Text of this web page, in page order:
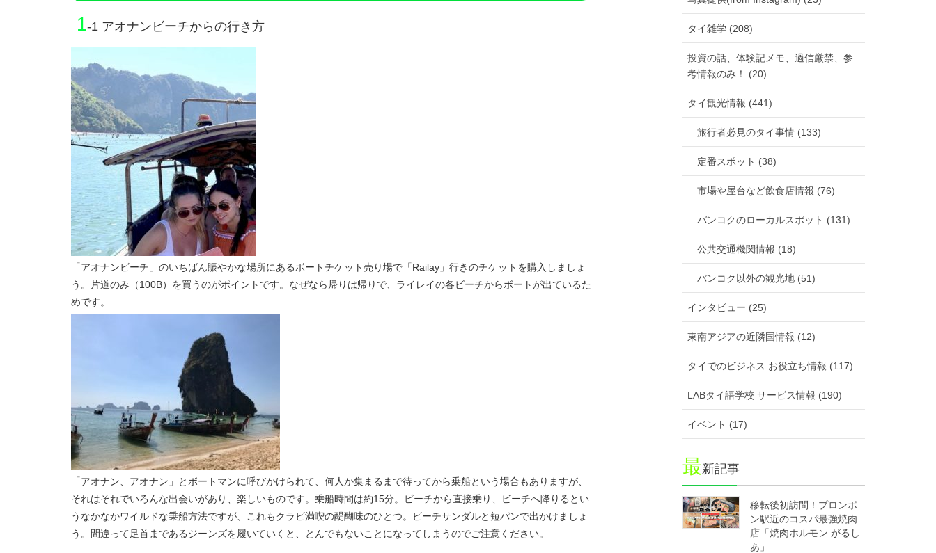
キ
1-1 アオナンビーチからの行き方
「アオナンビーチ」のいちばん賑やかな場所にあるボートチケット売り場で「Railay」行きのチケットを購入しましょ
う。片道のみ（100B）を買うのがポイントです。なぜなら帰りは帰りで、ライレイの各ビーチからボートが出ているた
めです。
「アオナン、アオナン」とボートマンに呼びかけられて、何人か集まるまで待ってから乗船という場合もありますが、
それはそれでいろんな出会いがあり、楽しいものです。乗船時間は約15分。ビーチから直接乗り、ビーチへ降りるとい
うなかなかワイルドな乗船方法ですが、これもクラビ満喫の醍醐味のひとつ。ビーチサンダルと短パンで出かけましょ
う。間違って足首まであるジーンズを履いていくと、とんでもないことになってしまうのでご注意ください。
タイ雑学 (208)
投資の話、体験記メモ、過信厳禁、参
考情報のみ！ (20)
タイ観光情報 (441)
旅行者必見のタイ事情 (133)
定番スポット (38)
市場や屋台など飲食店情報 (76)
バンコクのローカルスポット (131)
公共交通機関情報 (18)
バンコク以外の観光地 (51)
インタビュー (25)
東南アジアの近隣国情報 (12)
タイでのビジネス お役立ち情報 (117)
LABタイ語学校 サービス情報 (190)
イベント (17)
最新記事
移転後初訪問！プロンポ
ン駅近のコスパ最強焼肉
店「焼肉ホルモン がるし
あ」